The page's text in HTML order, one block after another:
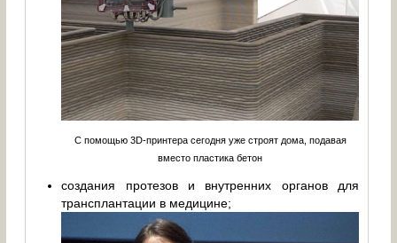
С помощью 3D-принтера сегодня уже строят дома, подавая
вместо пластика бетон
создания протезов и внутренних органов для
трансплантации в медицине;